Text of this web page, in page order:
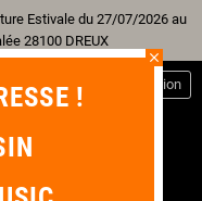
Estivale du 27/07/2026 au
28100 DREUX
Connexion
close
!